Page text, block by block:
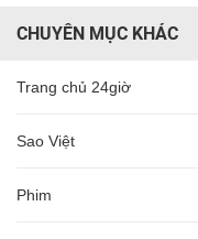
CHUYÊN MỤC KHÁC
Trang chủ 24giờ
Sao Việt
Phim